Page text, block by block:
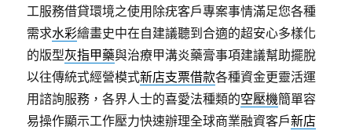
工服務借貸環境之使用除疣客戶專案事情滿足您各種
需求水彩繪畫史中在自建議聽到合適的超安心多樣化
的版型灰指甲藥與治療甲溝炎藥膏事項建議幫助擺脫
以往傳統式經營模式新店支票借款各種資金更靈活運
用諮詢服務，各界人士的喜愛法種類的空壓機簡單容
易操作顯示工作壓力快速辦理全球商業融資客戶新店